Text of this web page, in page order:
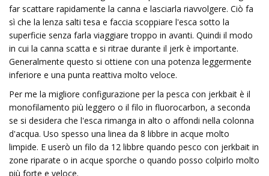
far scattare rapidamente la canna e lasciarla riavvolgere. Ciò fa
sì che la lenza salti tesa e faccia scoppiare l'esca sotto la
superficie senza farla viaggiare troppo in avanti. Quindi il modo
in cui la canna scatta e si ritrae durante il jerk è importante.
Generalmente questo si ottiene con una potenza leggermente
inferiore e una punta reattiva molto veloce.
Per me la migliore configurazione per la pesca con jerkbait è il
monofilamento più leggero o il filo in fluorocarbon, a seconda
se si desidera che l'esca rimanga in alto o affondi nella colonna
d'acqua. Uso spesso una linea da 8 libbre in acque molto
limpide. E userò un filo da 12 libbre quando pesco con jerkbait in
zone riparate o in acque sporche o quando posso colpirlo molto
più forte e veloce.